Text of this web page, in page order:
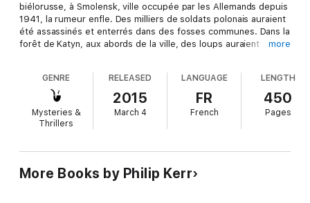
biélorusse, à Smolensk, ville occupée par les Allemands depuis
1941, la rumeur enfle. Des milliers de soldats polonais auraient
été assassinés et enterrés dans des fosses communes. Dans la
forêt de Katyn, aux abords de la ville, des loups auraient
c’est l’occasion rêvée pour discréditer les Russes et affaiblir
les Alliés. Il a l’idée d’envoyer sur place une autorité neutre, le
Bureau des crimes de guerre, réputé anti-nazi, pour enquêter
objectivement sur cette triste affaire. Le capitaine Bernie
Gunther, qui y officie est la personne idéale pour accomplir
Katyn avec une équipe pour exhumer les quatre mille corps
des officiers polonais et découvrir la vérité, quelle qu’elle soit.
more
GENRE
Mysteries &
Thrillers
RELEASED
2015
March 4
LANGUAGE
FR
French
LENGTH
450
Pages
More Books by Philip Kerr